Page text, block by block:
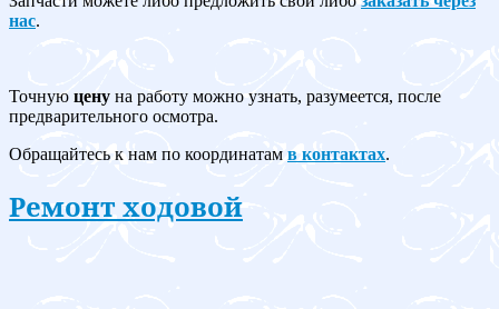
нас.
Точную цену на работу можно узнать, разумеется, после
предварительного осмотра.
Обращайтесь к нам по координатам в контактах.
Ремонт ходовой